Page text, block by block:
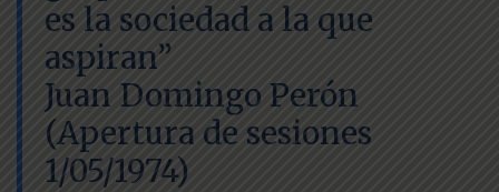
es la sociedad a la que
aspiran”
Juan Domingo Perón
(Apertura de sesiones
1/05/1974)